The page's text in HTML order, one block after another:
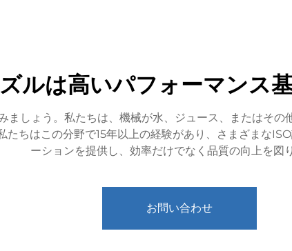
ルは高いパフォーマンス
しょう。私たちは、機械が水、ジュース、またはそ
ちはこの分野で15年以上の経験があり、さまざまな
ーションを提供し、効率だけでなく品質の向上を図
お問い合わせ